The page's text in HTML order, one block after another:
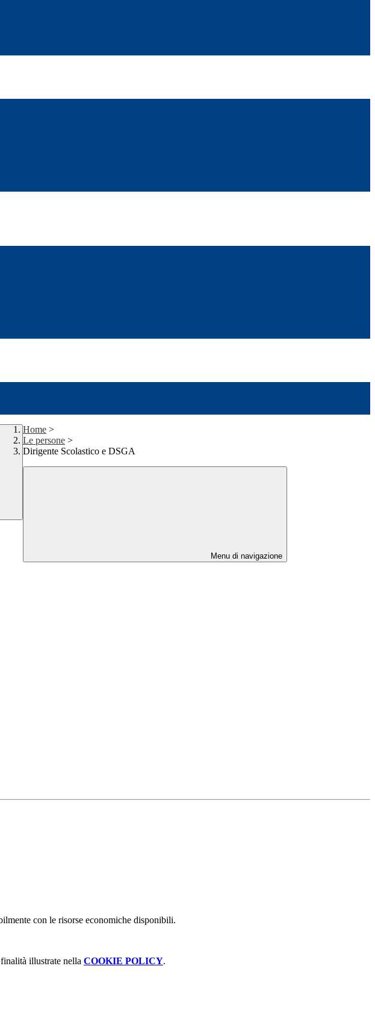
Home >
Le persone >
Dirigente Scolastico e DSGA
Menu di navigazione
con le risorse economiche disponibili.
illustrate nella COOKIE POLICY.